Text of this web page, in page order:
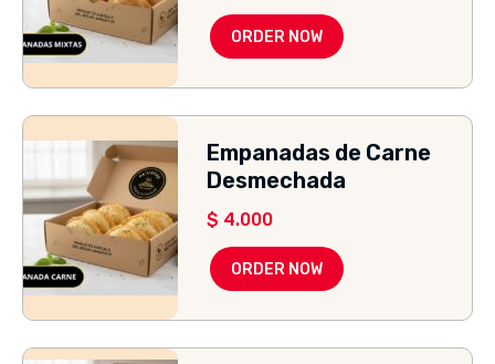
ORDER NOW
Empanadas de Carne
Desmechada
$ 4.000
ORDER NOW